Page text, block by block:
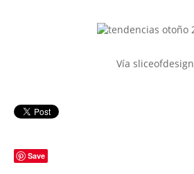
Vía sliceofdesign
Save